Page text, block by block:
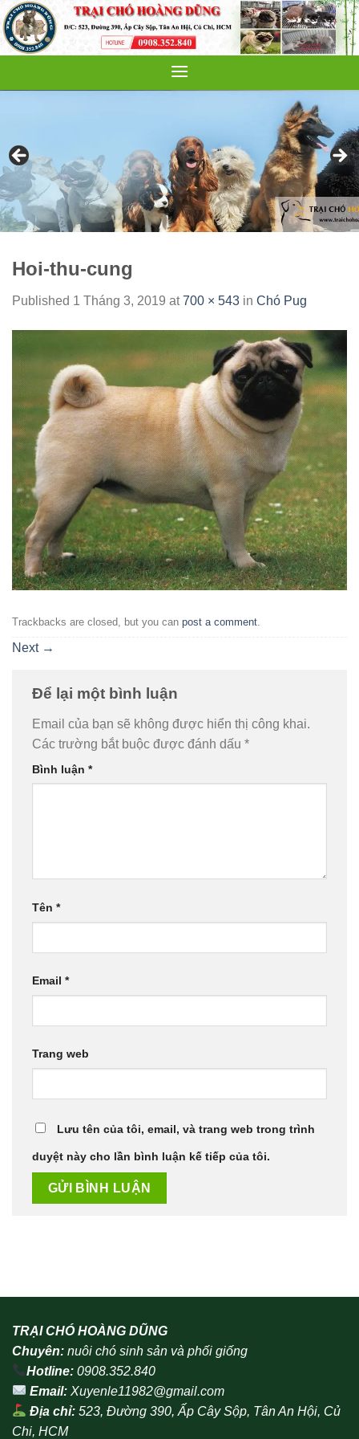
Skip
to
content
Hoi-thu-cung
Published 1 Tháng 3, 2019 at700 × 543 in Chó Pug
Trackbacks are closed, but you can post a comment.
Next →
Để lại một bình luận
Email của bạn sẽ không được hiển thị công khai.
Các trường bắt buộc được đánh dấu *
Bình luận *
Tên *
Email *
Trang web
Lưu tên của tôi, email, và trang web trong trình
duyệt này cho lần bình luận kế tiếp của tôi.
TRẠI CHÓ HOÀNG DŨNG
Chuyên: nuôi chó sinh sản và phối giống
Hotline: 0908.352.840
Email: Xuyenle11982@gmail.com
Địa chỉ: 523, Đường 390, Ấp Cây Sộp, Tân An Hội, Củ
Chi, HCM